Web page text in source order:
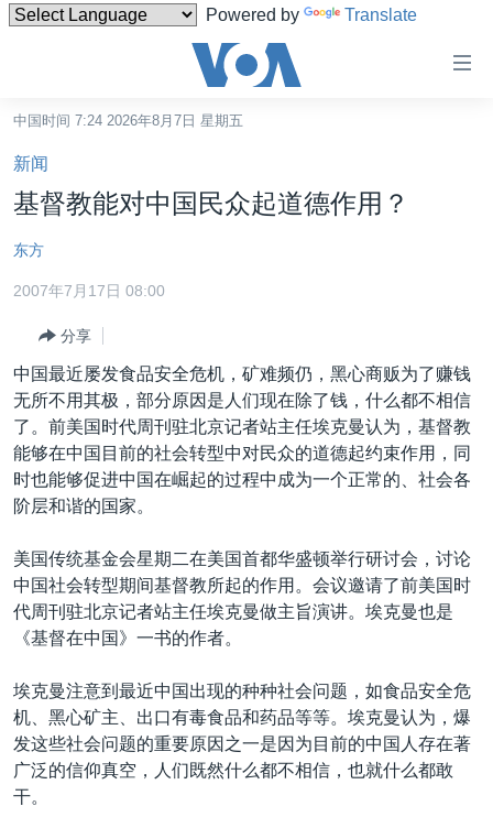
Powered by Translate
碍
链
接
跳
转
内
转
到
导
航
跳
检
索
中国
台湾
港澳
国际
最新国际新闻
印太
中东
欧洲
美洲
全球议题
分类新闻
经济·金融·贸易
人权·法律·宗教
科教·文娱·体健
劳工
环境
美中关系
热点专题
白宫要闻
美中关系
美国建国250周年
美国之音专访
重要讲话与声明
台海两岸关系
VOA视频
中文广播
关注我们
中国时间 7:24 2026年8月7日 星期五
新闻
基督教能对中国民众起道德作用？
东方
2007年7月17日 08:00
分享
中国最近屡发食品安全危机，矿难频仍，黑心商贩为了赚钱
无所不用其极，部分原因是人们现在除了钱，什么都不相信
了。前美国时代周刊驻北京记者站主任埃克曼认为，基督教
能够在中国目前的社会转型中对民众的道德起约束作用，同
时也能够促进中国在崛起的过程中成为一个正常的、社会各
阶层和谐的国家。
美国传统基金会星期二在美国首都华盛顿举行研讨会，讨论
中国社会转型期间基督教所起的作用。会议邀请了前美国时
代周刊驻北京记者站主任埃克曼做主旨演讲。埃克曼也是
《基督在中国》一书的作者。
埃克曼注意到最近中国出现的种种社会问题，如食品安全危
机、黑心矿主、出口有毒食品和药品等等。埃克曼认为，爆
发这些社会问题的重要原因之一是因为目前的中国人存在著
广泛的信仰真空，人们既然什么都不相信，也就什么都敢
干。